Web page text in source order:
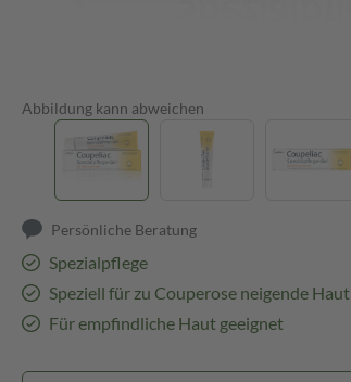
Abbildung kann abweichen
Persönliche Beratung
Spezialpflege
Speziell für zu Couperose neigende Haut
Für empfindliche Haut geeignet